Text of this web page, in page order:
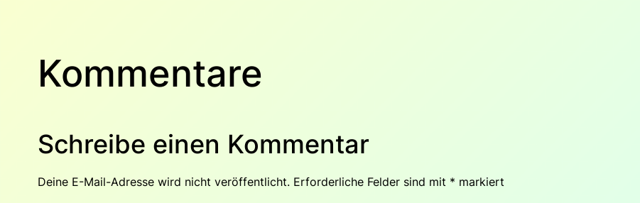
Kommentare
Schreibe einen Kommentar
Deine E-Mail-Adresse wird nicht veröffentlicht. Erforderliche Felder sind mit * markiert